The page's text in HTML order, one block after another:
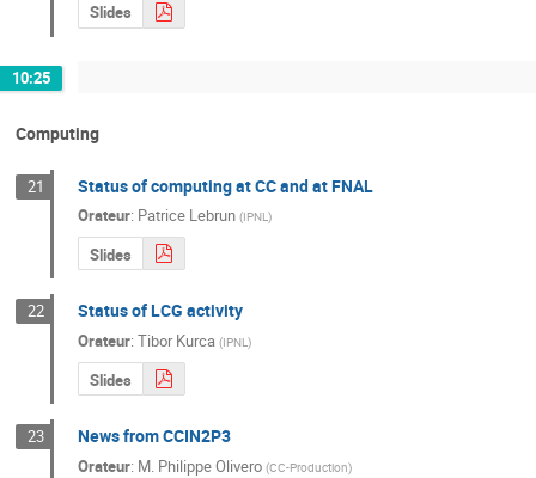
Slides
10:25
Computing
21 Status of computing at CC and at FNAL
Orateur: Patrice Lebrun (IPNL)
Slides
22 Status of LCG activity
Orateur: Tibor Kurca (IPNL)
Slides
23 News from CCIN2P3
Orateur: M. Philippe Olivero (CC-Production)